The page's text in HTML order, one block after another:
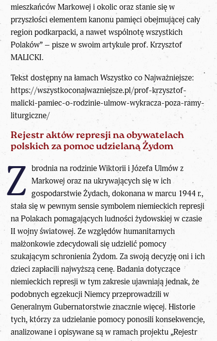
mieszkańców Markowej i okolic oraz stanie się w
przyszłości elementem kanonu pamięci obejmującej cały
region podkarpacki, a nawet wspólnotę wszystkich
Polaków” – pisze w swoim artykule prof. Krzysztof
MALICKI.
Tekst dostępny na łamach Wszystko co Najważniejsze:
https://wszystkoconajwazniejsze.pl/prof-krzysztof-
malicki-pamiec-o-rodzinie-ulmow-wykracza-poza-ramy-
liturgiczne/
Rejestr aktów represji na obywatelach
polskich za pomoc udzielaną Żydom
Z brodnia na rodzinie Wiktorii i Józefa Ulmów z
Markowej oraz na ukrywających się w ich
gospodarstwie Żydach, dokonana w marcu 1944 r.,
stała się w pewnym sensie symbolem niemieckich represji
na Polakach pomagających ludności żydowskiej w czasie
II wojny światowej. Ze względów humanitarnych
małżonkowie zdecydowali się udzielić pomocy
szukającym schronienia Żydom. Za swoją decyzję oni i ich
dzieci zapłacili najwyższą cenę. Badania dotyczące
niemieckich represji w tym zakresie ujawniają jednak, że
podobnych egzekucji Niemcy przeprowadzili w
Generalnym Gubernatorstwie znacznie więcej. Historie
tych, którzy za udzielanie pomocy ponosili konsekwencje,
analizowane i opisywane są w ramach projektu „Rejestr